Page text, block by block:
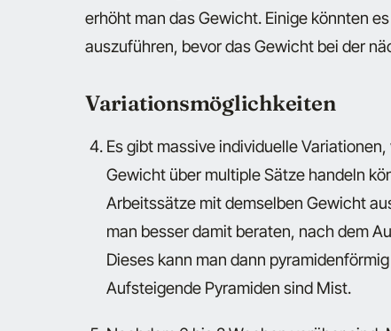
erhöht man das Gewicht. Einige könnten
auszuführen, bevor das Gewicht bei der
Variationsmöglichkeiten
Es gibt massive individuelle
Gewicht über multiple Sätze handeln
Arbeitssätze mit demselben Gewicht
man besser damit beraten, nach dem
Dieses kann man dann
Aufsteigende Pyramiden sind Mist.